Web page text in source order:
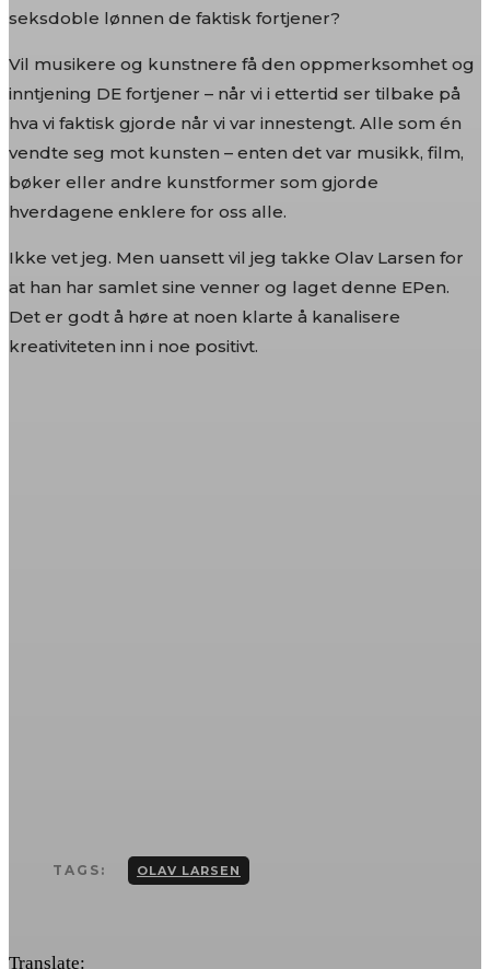
seksdoble lønnen de faktisk fortjener?
Vil musikere og kunstnere få den oppmerksomhet og
inntjening DE fortjener – når vi i ettertid ser tilbake på
hva vi faktisk gjorde når vi var innestengt. Alle som én
vendte seg mot kunsten – enten det var musikk, film,
bøker eller andre kunstformer som gjorde
hverdagene enklere for oss alle.
Ikke vet jeg. Men uansett vil jeg takke Olav Larsen for
at han har samlet sine venner og laget denne EPen.
Det er godt å høre at noen klarte å kanalisere
kreativiteten inn i noe positivt.
TAGS: OLAV LARSEN
Translate: